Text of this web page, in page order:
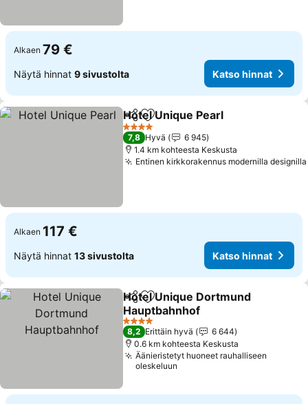
Alkaen 79 €
Näytä hinnat 9 sivustolta Katso hinnat
Jaa Lisää suosikkeihin
Hotel Unique Pearl
4 Tähtiluokitus
7,8 Hyvä
6 945
1.4 km kohteesta Keskusta
Entinen kirkkorakennus modernilla designilla
Alkaen 117 €
Näytä hinnat 13 sivustolta Katso hinnat
Jaa Lisää suosikkeihin
Hotel Unique Dortmund
Hauptbahnhof
4 Tähtiluokitus
8,2 Erittäin hyvä
6 644
0.6 km kohteesta Keskusta
Äänieristetyt huoneet rauhalliseen
oleskeluun